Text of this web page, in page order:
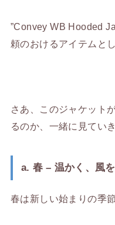
”Convey WB Hooded
頼のおけるアイテムと
さあ、このジャケット
るのか、一緒に見てい
a. 春 – 温かく、風
春は新しい始まりの季節